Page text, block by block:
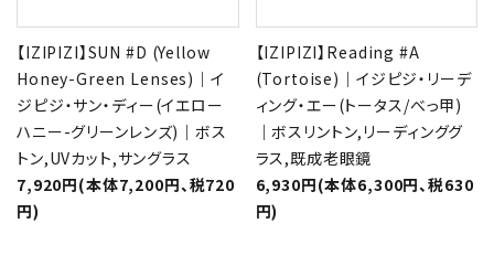
【IZIPIZI】SUN #D (Yellow
Honey-Green Lenses)｜イ
ジピジ・サン・ディー(イエロー
ハニー-グリーンレンズ)｜ボス
トン,UVカット,サングラス
7,920円(本体7,200円、税720
円)
【IZIPIZI】Reading #A
(Tortoise)｜イジピジ・リーデ
ィング・エー(トータス/べっ甲)
｜ボスリントン,リーディンググ
ラス,既成老眼鏡
6,930円(本体6,300円、税630
円)